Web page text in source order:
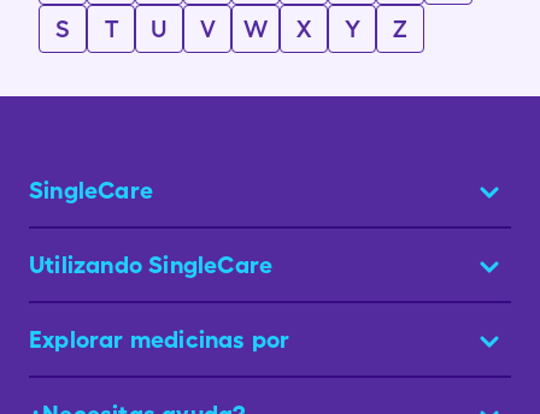
S
T U V W X Y Z
SingleCare
Utilizando SingleCare
Explorar medicinas por